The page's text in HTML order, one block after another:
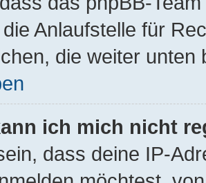
Anlaufstelle für
die weiter unten
ich mich nicht
dass deine IP-